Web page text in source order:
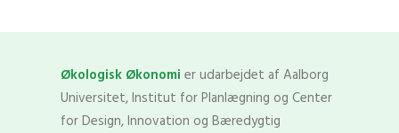
Økologisk Økonomi er udarbejdet af Aalborg
Universitet, Institut for Planlægning og Center
for Design, Innovation og Bæredygtig